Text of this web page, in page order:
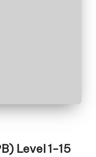
Level 1-15